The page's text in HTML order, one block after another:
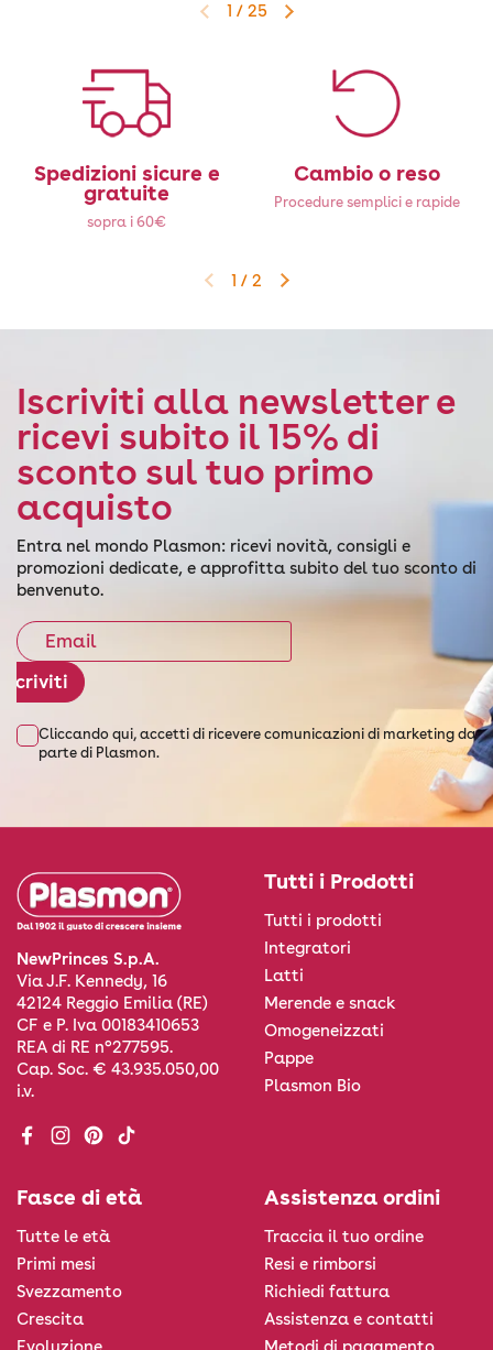
Diapositiva precedente
Diapositiva successiva
1 / 25
Spedizioni sicure e
gratuite
sopra i 60€
Cambio o reso
Procedure semplici e rapide
Diapositiva precedente
Diapositiva successiva
1 / 2
Iscriviti alla newsletter e
ricevi subito il 15% di
sconto sul tuo primo
acquisto
Entra nel mondo Plasmon: ricevi novità, consigli e
promozioni dedicate, e approfitta subito del tuo sconto di
benvenuto.
Iscriviti
Cliccando qui, accetti di ricevere comunicazioni di marketing da
parte di Plasmon.
NewPrinces S.p.A.
Via J.F. Kennedy, 16
42124 Reggio Emilia (RE)
CF e P. Iva 00183410653
REA di RE n°277595.
Cap. Soc. € 43.935.050,00
i.v.
Facebook
Instagram
Pinterest
TikTok
Tutti i Prodotti
Tutti i prodotti
Integratori
Latti
Merende e snack
Omogeneizzati
Pappe
Plasmon Bio
Fasce di età
Tutte le età
Primi mesi
Svezzamento
Crescita
Assistenza ordini
Traccia il tuo ordine
Resi e rimborsi
Richiedi fattura
Assistenza e contatti